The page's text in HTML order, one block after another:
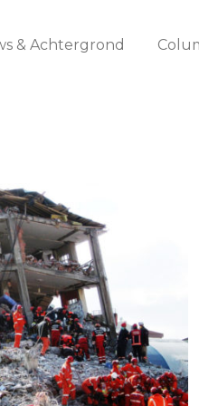
& Achtergrond